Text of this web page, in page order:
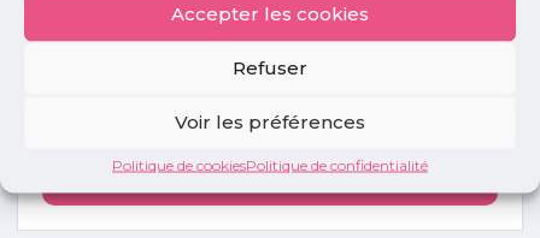
Accepter les cookies
Refuser
Voir les préférences
Politique de cookiesPolitique de confidentialité
annonces